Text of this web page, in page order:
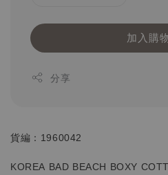
加入購
分享
貨編：1960042
KOREA BAD BEACH BOXY